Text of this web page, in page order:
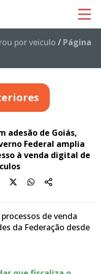
por veiculo / Página
adesão de Goiás,
Federal amplia
à venda digital de
de venda
da Federação desde